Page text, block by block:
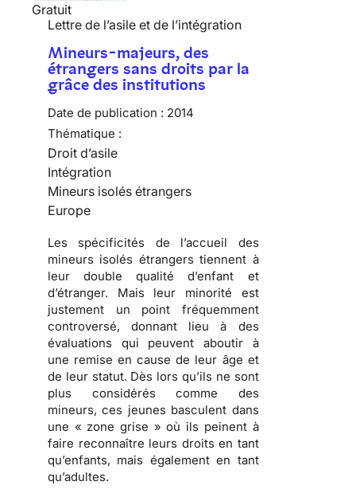
Gratuit
Lettre de l’asile et de l’intégration
Mineurs-majeurs, des
étrangers sans droits par la
grâce des institutions
Date de publication : 2014
Thématique :
Droit d’asile
Intégration
Mineurs isolés étrangers
Europe
Les spécificités de l’accueil des
mineurs isolés étrangers tiennent à
leur double qualité d’enfant et
d’étranger. Mais leur minorité est
justement un point fréquemment
controversé, donnant lieu à des
évaluations qui peuvent aboutir à
une remise en cause de leur âge et
de leur statut. Dès lors qu’ils ne sont
plus considérés comme des
mineurs, ces jeunes basculent dans
une « zone grise » où ils peinent à
faire reconnaître leurs droits en tant
qu’enfants, mais également en tant
qu’adultes.